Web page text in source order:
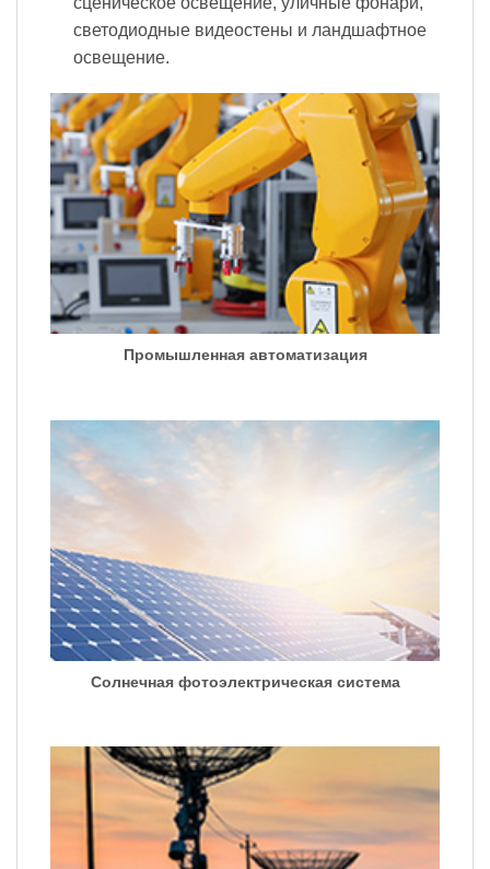
светодиодные видеостены и ландшафтное
освещение.
Промышленная автоматизация
Солнечная фотоэлектрическая система